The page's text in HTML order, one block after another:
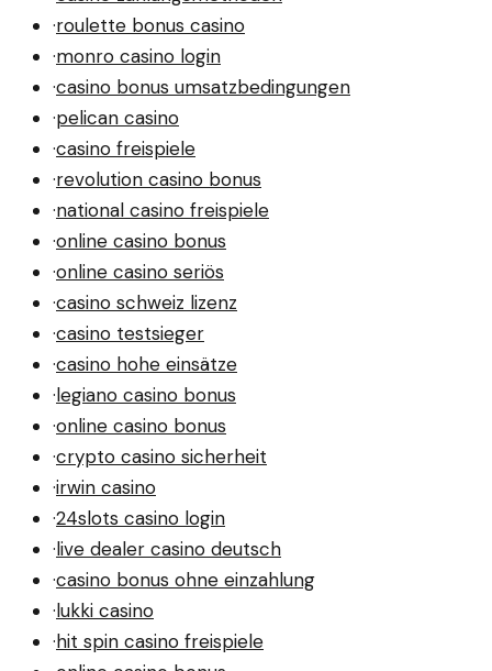
·roulette bonus casino
·monro casino login
·casino bonus umsatzbedingungen
·pelican casino
·casino freispiele
·revolution casino bonus
·national casino freispiele
·online casino bonus
·online casino seriös
·casino schweiz lizenz
·casino testsieger
·casino hohe einsätze
·legiano casino bonus
·online casino bonus
·crypto casino sicherheit
·irwin casino
·24slots casino login
·live dealer casino deutsch
·casino bonus ohne einzahlung
·lukki casino
·hit spin casino freispiele